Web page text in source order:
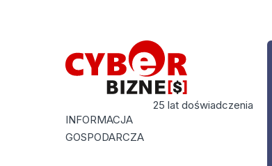
25 lat doświadczenia
INFORMACJA
GOSPODARCZA